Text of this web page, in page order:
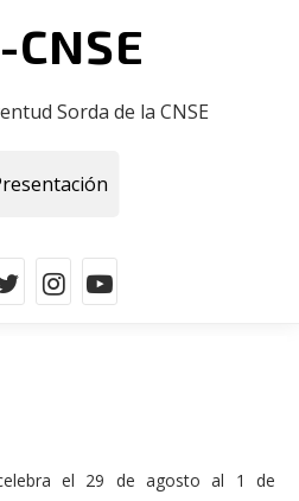
CNSE
Sorda de la CNSE
el 29 de agosto al 1 de